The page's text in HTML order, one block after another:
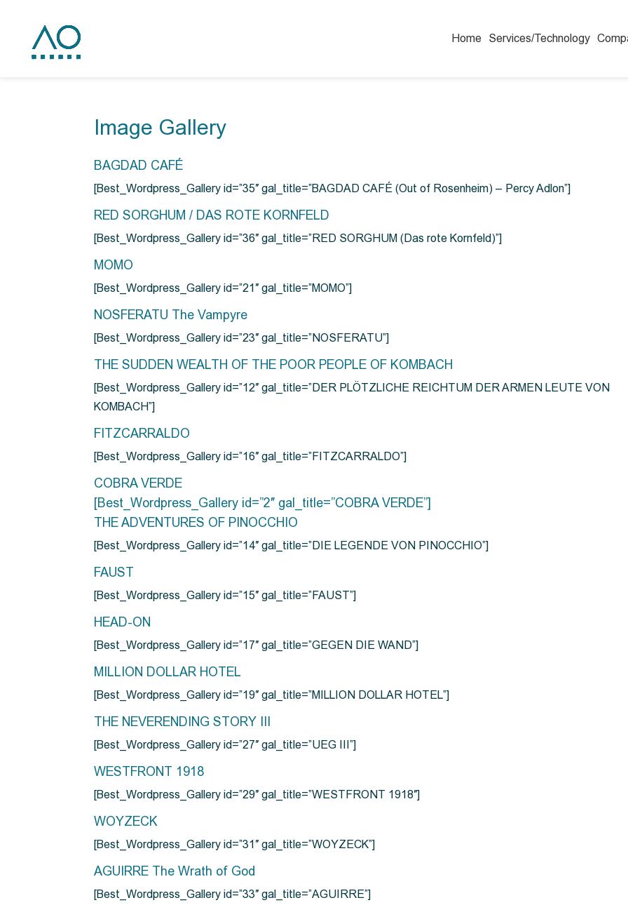
Home Services/Technology
Image Gallery
BAGDAD CAFÉ
[Best_Wordpress_Gallery id=”35″ gal_title=”BAGDAD CAFÉ (Out of Rosenheim) – Percy Adlon”]
RED SORGHUM / DAS ROTE KORNFELD
[Best_Wordpress_Gallery id=”36″ gal_title=”RED SORGHUM (Das rote Kornfeld)”]
MOMO
[Best_Wordpress_Gallery id=”21″ gal_title=”MOMO”]
NOSFERATU The Vampyre
[Best_Wordpress_Gallery id=”23″ gal_title=”NOSFERATU”]
THE SUDDEN WEALTH OF THE POOR PEOPLE OF KOMBACH
[Best_Wordpress_Gallery id=”12″ gal_title=”DER PLÖTZLICHE REICHTUM DER ARMEN LEUTE VON
KOMBACH”]
FITZCARRALDO
[Best_Wordpress_Gallery id=”16″ gal_title=”FITZCARRALDO”]
COBRA VERDE
[Best_Wordpress_Gallery id=”2″ gal_title=”COBRA VERDE”]
THE ADVENTURES OF PINOCCHIO
[Best_Wordpress_Gallery id=”14″ gal_title=”DIE LEGENDE VON PINOCCHIO”]
FAUST
[Best_Wordpress_Gallery id=”15″ gal_title=”FAUST”]
HEAD-ON
[Best_Wordpress_Gallery id=”17″ gal_title=”GEGEN DIE WAND”]
MILLION DOLLAR HOTEL
[Best_Wordpress_Gallery id=”19″ gal_title=”MILLION DOLLAR HOTEL”]
THE NEVERENDING STORY III
[Best_Wordpress_Gallery id=”27″ gal_title=”UEG III”]
WESTFRONT 1918
[Best_Wordpress_Gallery id=”29″ gal_title=”WESTFRONT 1918″]
WOYZECK
[Best_Wordpress_Gallery id=”31″ gal_title=”WOYZECK”]
AGUIRRE The Wrath of God
[Best_Wordpress_Gallery id=”33″ gal_title=”AGUIRRE”]